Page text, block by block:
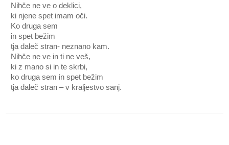
Nihče ne ve o deklici,
ki njene spet imam oči.
Ko druga sem
in spet bežim
tja daleč stran- neznano kam.
Nihče ne ve in ti ne veš,
ki z mano si in te skrbi,
ko druga sem in spet bežim
tja daleč stran – v kraljestvo sanj.